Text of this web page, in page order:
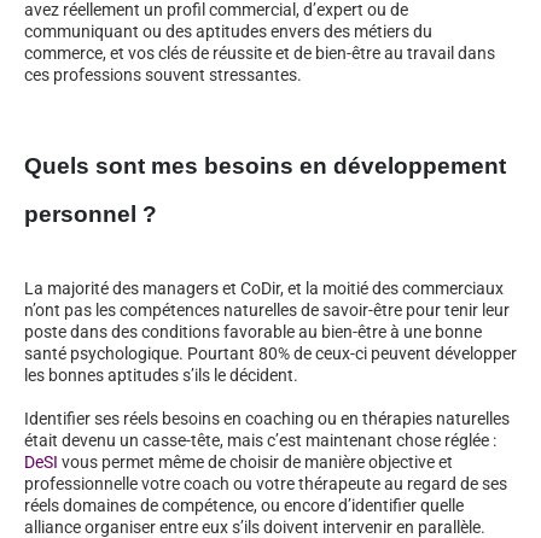
avez réellement un profil commercial, d’expert ou de
communiquant ou des aptitudes envers des métiers du
commerce, et vos clés de réussite et de bien-être au travail dans
ces professions souvent stressantes.
Quels sont mes besoins en développement
personnel ?
La majorité des managers et CoDir, et la moitié des commerciaux
n’ont pas les compétences naturelles de savoir-être pour tenir leur
poste dans des conditions favorable au bien-être à une bonne
santé psychologique. Pourtant 80% de ceux-ci peuvent développer
les bonnes aptitudes s’ils le décident.
Identifier ses réels besoins en coaching ou en thérapies naturelles
était devenu un casse-tête, mais c’est maintenant chose réglée :
DeSI vous permet même de choisir de manière objective et
professionnelle votre coach ou votre thérapeute au regard de ses
réels domaines de compétence, ou encore d’identifier quelle
alliance organiser entre eux s’ils doivent intervenir en parallèle.